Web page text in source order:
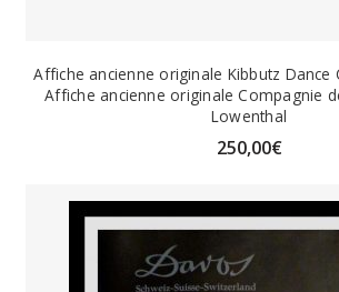
Affiche ancienne originale Kibbutz Dance
Affiche ancienne originale Compagnie
Lowenthal
250,00€